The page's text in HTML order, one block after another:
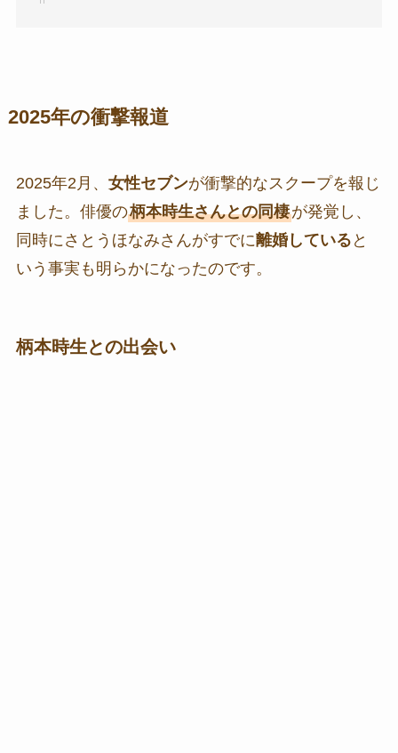
2025年の衝撃報道
2025年2月、 女性セブンが衝撃的なスクープを報じ
ました。俳優の柄本時生さんとの同棲が発覚し、
同時にさとうほなみさんがすでに離婚している と
いう事実も明らかになったのです。
柄本時生との出会い